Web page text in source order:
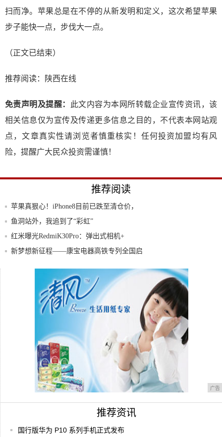
扫而净。苹果总是在不停的从新发明和定义，这次希望苹果
步子能快一点，步伐大一点。
（正文已结束）
推荐阅读： 陕西在线
免责声明及提醒：
此文内容为本网所转载企业宣传资讯，该
相关信息仅为宣传及传递更多信息之目的，不代表本网站观
点，文章真实性请浏览者慎重核实！任何投资加盟均有风
险，提醒广大民众投资需谨慎！
推荐阅读
苹果真狠心！iPhone8目前已跌至清仓价，
鱼洞站外，我追到了“彩虹”
红米曝光RedmiK30Pro：弹出式相机+
新梦想新征程——康宝电器高铁专列全国启
诺基亚迷你小屏原型手机流出：外观设计绝
广告
推荐资讯
国行版华为 P10 系列手机正式发布